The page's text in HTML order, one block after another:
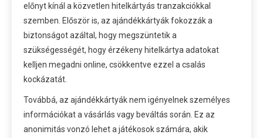
előnyt kínál a közvetlen hitelkártyás tranzakciókkal
szemben. Először is, az ajándékkártyák fokozzák a
biztonságot azáltal, hogy megszüntetik a
szükségességét, hogy érzékeny hitelkártya adatokat
kelljen megadni online, csökkentve ezzel a csalás
kockázatát.
Továbbá, az ajándékkártyák nem igényelnek személyes
információkat a vásárlás vagy beváltás során. Ez az
anonimitás vonzó lehet a játékosok számára, akik